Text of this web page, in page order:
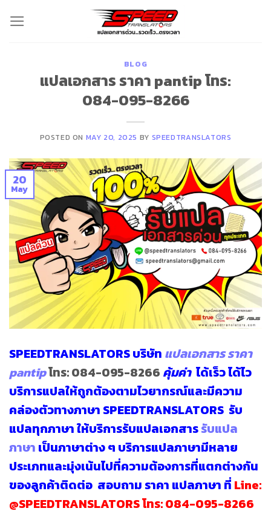
BLOG
แปลเอกสาร ราคา pantip โทร:
084-095-8266
POSTED ON MAY 20, 2025 BY SPEEDTRANSLATORS
20
May
SPEEDTRANSLATORSบริษัท แปลเอกสาร ราคา
pantipโทร:084-095-8266 คุ้มค่า ได้เร็ว ได้ไว
บริการแปลให้ถูกต้องตามไวยากรณ์และมีความ
คล่องตัวทางภาษา SPEEDTRANSLATORS รับ
แปลทุกภาษาให้บริการรับแปลเอกสารรับแปล
ภาษา เป็นภาษาต่าง ๆ บริการแปลภาษามีหลาย
ประเภทและมุ่งเน้นไปที่ความต้องการที่แตกต่างกัน
ของลูกค้าติดต่อ สอบถาม ราคา แปลภาษา ที่ Line:
@SPEEDTRANSLATORSโทร:084-095-8266